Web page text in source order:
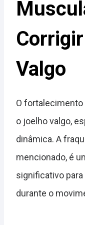
Valgo
O
o joelho valgo,
dinâmica. A
mencionado, é
significativo
durante o